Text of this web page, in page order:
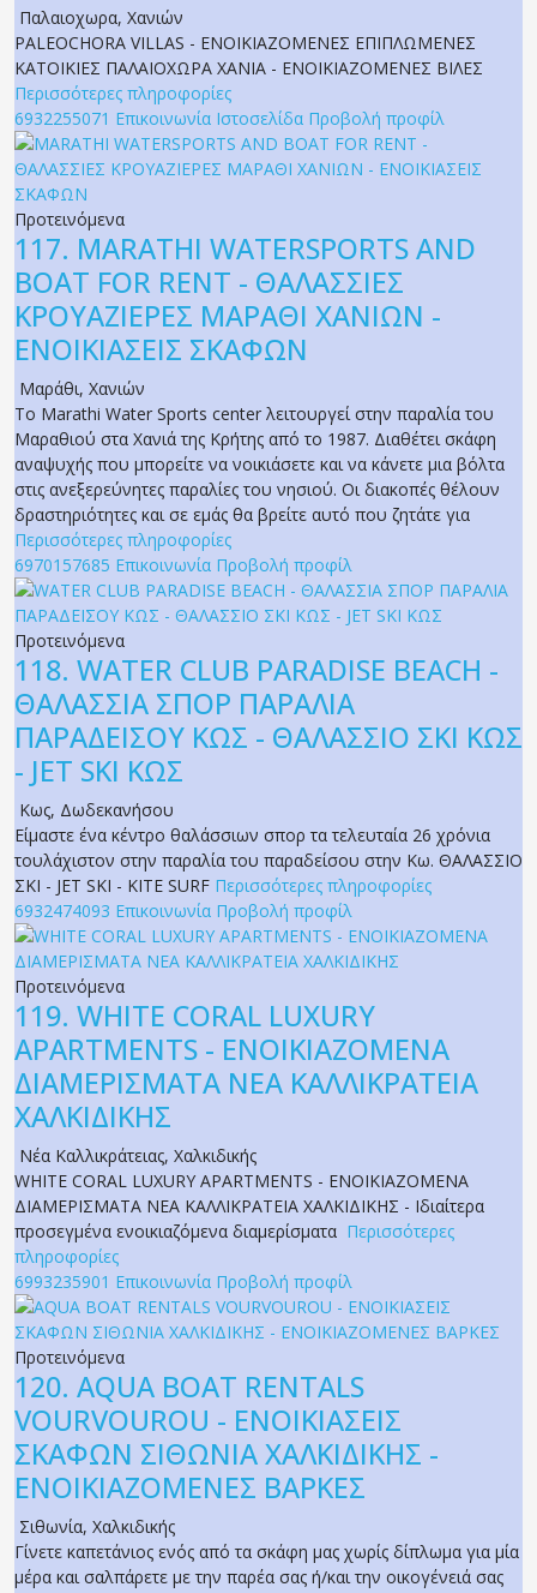
Παλαιοχωρα, Χανιών
PALEOCHORA VILLAS - ΕΝΟΙΚΙΑΖΟΜΕΝΕΣ ΕΠΙΠΛΩΜΕΝΕΣ
ΚΑΤΟΙΚΙΕΣ ΠΑΛΑΙΟΧΩΡΑ ΧΑΝΙΑ - ΕΝΟΙΚΙΑΖΟΜΕΝΕΣ ΒΙΛΕΣ
Περισσότερες πληροφορίες
6932255071 Επικοινωνία Ιστοσελίδα Προβολή προφίλ
Προτεινόμενα
117. MARATHI WATERSPORTS AND
BOAT FOR RENT - ΘΑΛΑΣΣΙΕΣ
ΚΡΟΥΑΖΙΕΡΕΣ ΜΑΡΑΘΙ ΧΑΝΙΩΝ -
ΕΝΟΙΚΙΑΣΕΙΣ ΣΚΑΦΩΝ
Μαράθι, Χανιών
Το Marathi Water Sports center λειτουργεί στην παραλία του
Μαραθιού στα Χανιά της Κρήτης από το 1987. Διαθέτει σκάφη
αναψυχής που μπορείτε να νοικιάσετε και να κάνετε μια βόλτα
στις ανεξερεύνητες παραλίες του νησιού. Οι διακοπές θέλουν
δραστηριότητες και σε εμάς θα βρείτε αυτό που ζητάτε για
Περισσότερες πληροφορίες
6970157685 Επικοινωνία Προβολή προφίλ
Προτεινόμενα
118. WATER CLUB PARADISE BEACH -
ΘΑΛΑΣΣΙΑ ΣΠΟΡ ΠΑΡΑΛΙΑ
ΠΑΡΑΔΕΙΣΟΥ ΚΩΣ - ΘΑΛΑΣΣΙΟ ΣΚΙ ΚΩΣ
- JET SKI ΚΩΣ
Κως, Δωδεκανήσου
Είμαστε ένα κέντρο θαλάσσιων σπορ τα τελευταία 26 χρόνια
τουλάχιστον στην παραλία του παραδείσου στην Κω. ΘΑΛΑΣΣΙΟ
ΣΚΙ - JET SKI - KITE SURF Περισσότερες πληροφορίες
6932474093 Επικοινωνία Προβολή προφίλ
Προτεινόμενα
119. WHITE CORAL LUXURY
APARTMENTS - ΕΝΟΙΚΙΑΖΟΜΕΝΑ
ΔΙΑΜΕΡΙΣΜΑΤΑ ΝΕΑ ΚΑΛΛΙΚΡΑΤΕΙΑ
ΧΑΛΚΙΔΙΚΗΣ
Νέα Καλλικράτειας, Χαλκιδικής
WHITE CORAL LUXURY APARTMENTS - ΕΝΟΙΚΙΑΖΟΜΕΝΑ
ΔΙΑΜΕΡΙΣΜΑΤΑ ΝΕΑ ΚΑΛΛΙΚΡΑΤΕΙΑ ΧΑΛΚΙΔΙΚΗΣ - Ιδιαίτερα
προσεγμένα ενοικιαζόμενα διαμερίσματα Περισσότερες
πληροφορίες
6993235901 Επικοινωνία Προβολή προφίλ
Προτεινόμενα
120. AQUA BOAT RENTALS
VOURVOUROU - ΕΝΟΙΚΙΑΣΕΙΣ
ΣΚΑΦΩΝ ΣΙΘΩΝΙΑ ΧΑΛΚΙΔΙΚΗΣ -
ΕΝΟΙΚΙΑΖΟΜΕΝΕΣ ΒΑΡΚΕΣ
Σιθωνία, Χαλκιδικής
Γίνετε καπετάνιος ενός από τα σκάφη μας χωρίς δίπλωμα για μία
μέρα και σαλπάρετε με την παρέα σας ή/και την οικογένειά σας